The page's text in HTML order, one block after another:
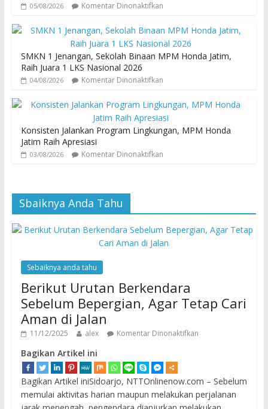
05/08/2026 Komentar Dinonaktifkan
SMKN 1 Jenangan, Sekolah Binaan MPM Honda Jatim,
Raih Juara 1 LKS Nasional 2026
04/08/2026 Komentar Dinonaktifkan
Konsisten Jalankan Program Lingkungan, MPM Honda
Jatim Raih Apresiasi
03/08/2026 Komentar Dinonaktifkan
Sbaiknya Anda Tahu
Sebaiknya anda tahu
Berikut Urutan Berkendara
Sebelum Bepergian, Agar Tetap Cari
Aman di Jalan
11/12/2025 alex Komentar Dinonaktifkan
Bagikan Artikel ini
Bagikan Artikel iniSidoarjo, NTTOnlinenow.com – Sebelum
memulai aktivitas harian maupun melakukan perjalanan